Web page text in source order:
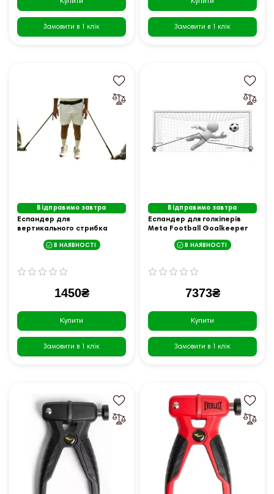
Замовити в 1 клік Замовити в 1 клік
Відправимо завтра
Еспандер для
вертикального стрибка
чорний Уні OFSM
В НАЯВНОСТІ
1450₴
Купити
Замовити в 1 клік
Відправимо завтра
Еспандер для голкіперів
Meta Football Goalkeeper
В НАЯВНОСТІ
7373₴
Купити
Замовити в 1 клік